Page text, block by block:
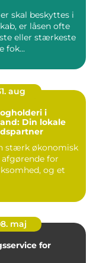
skal beskyttes i
er låsen ofte
eller stærkeste
fok...
aug
i
Din lokale
stærk økonomisk
for
og et
maj
for